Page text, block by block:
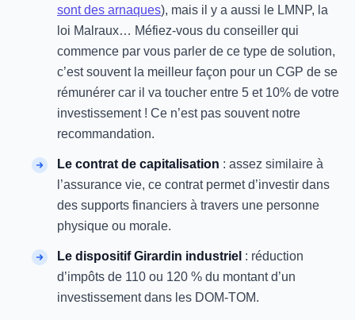
sont des arnaques), mais il y a aussi le LMNP, la
loi Malraux… Méfiez-vous du conseiller qui
commence par vous parler de ce type de solution,
c’est souvent la meilleur façon pour un CGP de se
rémunérer car il va toucher entre 5 et 10% de votre
investissement ! Ce n’est pas souvent notre
recommandation.
Le contrat de capitalisation : assez similaire à
l’assurance vie, ce contrat permet d’investir dans
des supports financiers à travers une personne
physique ou morale.
Le dispositif Girardin industriel : réduction
d’impôts de 110 ou 120 % du montant d’un
investissement dans les DOM-TOM.